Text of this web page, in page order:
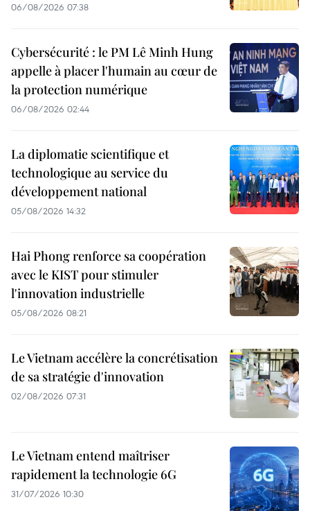
06/08/2026 07:38
Cybersécurité : le PM Lê Minh Hung
appelle à placer l'humain au cœur de
la protection numérique
06/08/2026 02:44
La diplomatie scientifique et
technologique au service du
développement national
05/08/2026 14:32
Hai Phong renforce sa coopération
avec le KIST pour stimuler
l'innovation industrielle
05/08/2026 08:21
Le Vietnam accélère la concrétisation
de sa stratégie d'innovation
02/08/2026 07:31
Le Vietnam entend maîtriser
rapidement la technologie 6G
31/07/2026 10:30